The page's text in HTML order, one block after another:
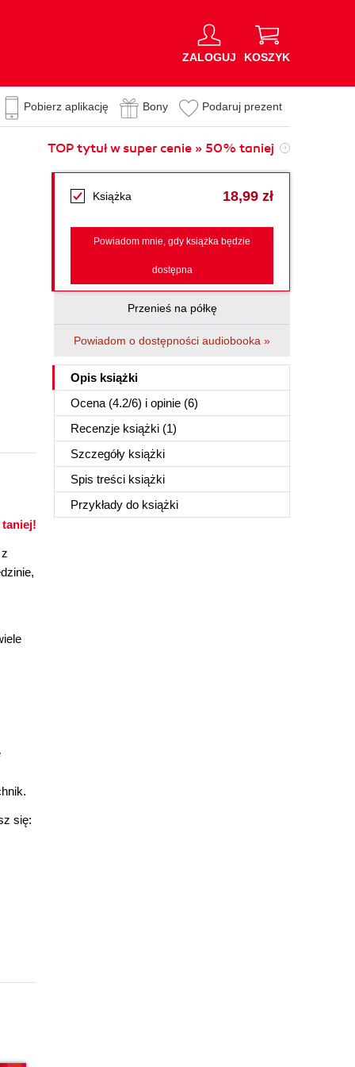
ZALOGUJ KOSZYK
Pobierz aplikację Bony Podaruj prezent
TOP tytuł w super cenie » 50% taniej
Książka 18,99 zł
Powiadom mnie, gdy książka będzie
dostępna
Przenieś na półkę
Powiadom o dostępności audiobooka »
Opis książki
Ocena (4.2/6) i opinie (6)
Recenzje książki (1)
Szczegóły książki
Spis treści książki
Przykłady do książki
się: